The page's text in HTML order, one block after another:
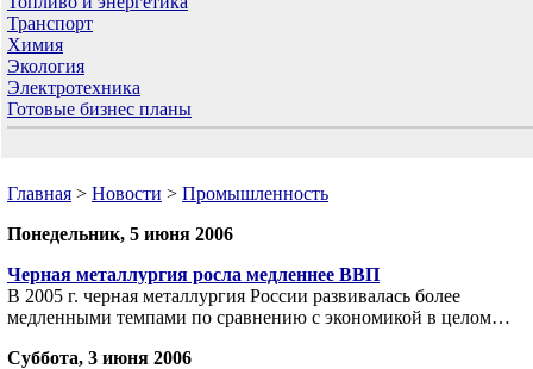
Транспорт
Химия
Экология
Электротехника
Готовые бизнес планы
Главная > Новости > Промышленность
Понедельник, 5 июня 2006
Черная металлургия росла медленнее ВВП
В 2005 г. черная металлургия России развивалась более
медленными темпами по сравнению с экономикой в целом…
Суббота, 3 июня 2006